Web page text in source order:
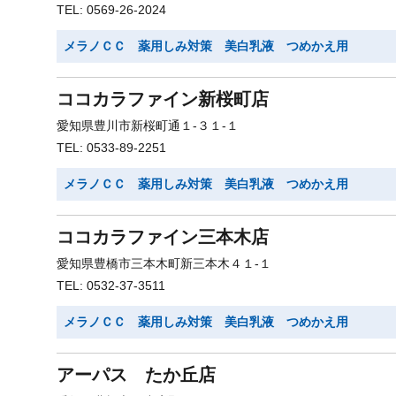
TEL: 0569-26-2024
メラノＣＣ 薬用しみ対策 美白乳液 つめかえ用
ココカラファイン新桜町店
愛知県豊川市新桜町通１-３１-１
TEL: 0533-89-2251
メラノＣＣ 薬用しみ対策 美白乳液 つめかえ用
ココカラファイン三本木店
愛知県豊橋市三本木町新三本木４１-１
TEL: 0532-37-3511
メラノＣＣ 薬用しみ対策 美白乳液 つめかえ用
アーパス たか丘店